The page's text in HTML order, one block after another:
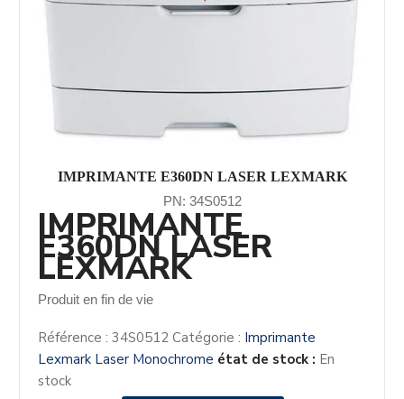
IMPRIMANTE E360DN LASER LEXMARK
PN: 34S0512
IMPRIMANTE
E360DN LASER
LEXMARK
Produit en fin de vie
Référence :34S0512 Catégorie : Imprimante
Lexmark Laser Monochrome état de stock : En
stock